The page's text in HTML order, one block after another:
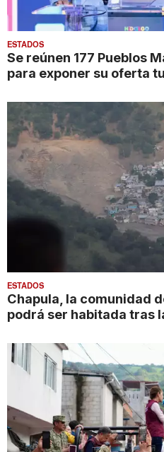
ESTADOS
Se reúnen 177 Pueblos
para exponer su oferta
ESTADOS
Chapula, la comunidad
podrá ser habitada tras